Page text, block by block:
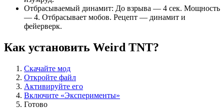
Отбрасываемый динамит: До взрыва — 4 сек. Мощность
— 4. Отбрасывает мобов. Рецепт — динамит и
фейерверк.
Как установить Weird TNT?
Скачайте мод
Откройте файл
Активируйте его
Включите «Эксперименты»
Готово